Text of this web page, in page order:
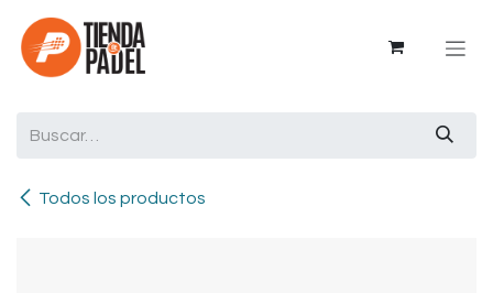
Ir al contenido
Todos los productos